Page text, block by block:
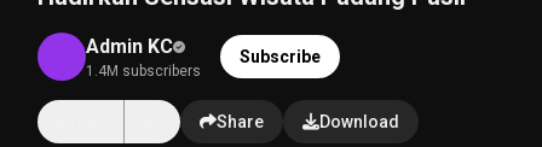
Admin KC
1.4M subscribers
Subscribe
Share Download